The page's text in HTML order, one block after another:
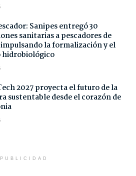
Sanipes entregó 30
sanitarias a pescadores de
la formalización y el
hidrobiológico
2027 proyecta el futuro de la
sustentable desde el corazón de
PUBLICIDAD